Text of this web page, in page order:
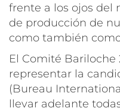
frente a los ojos del
de producción de
como también
El Comité
representar la
(Bureau
llevar adelante